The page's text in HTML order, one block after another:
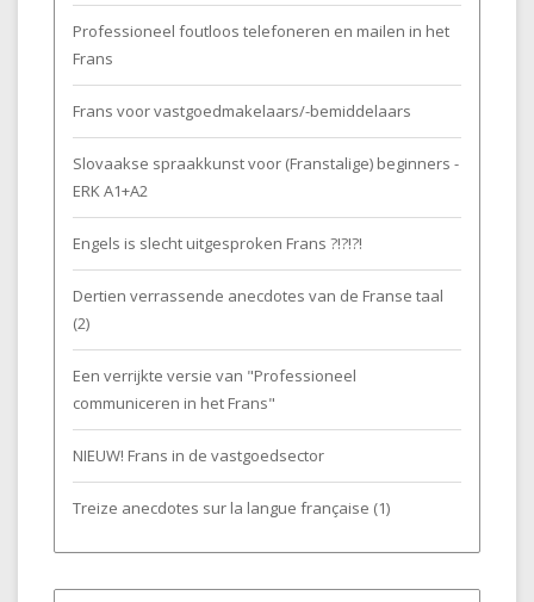
Professioneel foutloos telefoneren en mailen in het
Frans
Frans voor vastgoedmakelaars/-bemiddelaars
Slovaakse spraakkunst voor (Franstalige) beginners -
ERK A1+A2
Engels is slecht uitgesproken Frans ?!?!?!
Dertien verrassende anecdotes van de Franse taal
(2)
Een verrijkte versie van "Professioneel
communiceren in het Frans"
NIEUW! Frans in de vastgoedsector
Treize anecdotes sur la langue française (1)